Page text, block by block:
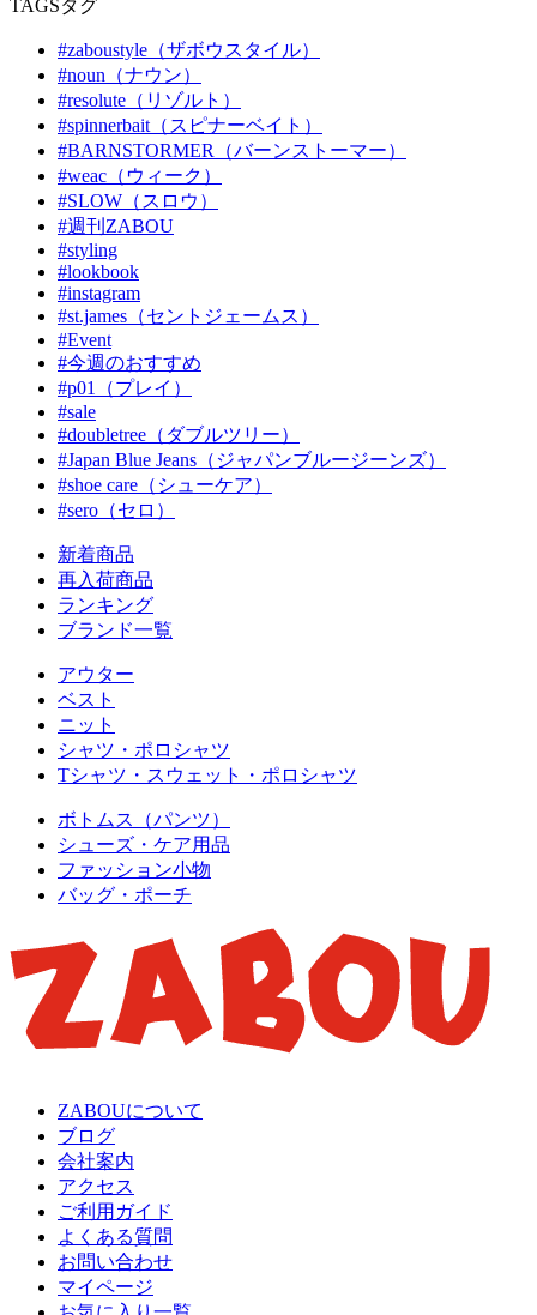
TAGSタグ
#zaboustyle（ザボウスタイル）
#noun（ナウン）
#resolute（リゾルト）
#spinnerbait（スピナーベイト）
#BARNSTORMER（バーンストーマー）
#weac（ウィーク）
#SLOW（スロウ）
#週刊ZABOU
#styling
#lookbook
#instagram
#st.james（セントジェームス）
#Event
#今週のおすすめ
#p01（プレイ）
#sale
#doubletree（ダブルツリー）
#Japan Blue Jeans（ジャパンブルージーンズ）
#shoe care（シューケア）
#sero（セロ）
新着商品
再入荷商品
ランキング
ブランド一覧
アウター
ベスト
ニット
シャツ・ポロシャツ
Tシャツ・スウェット・ポロシャツ
ボトムス（パンツ）
シューズ・ケア用品
ファッション小物
バッグ・ポーチ
ZABOUについて
ブログ
会社案内
アクセス
ご利用ガイド
よくある質問
お問い合わせ
マイページ